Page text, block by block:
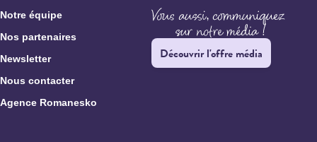
Notre équipe
Nos partenaires
Newsletter
Nous contacter
Agence Romanesko
Découvrir l'offre média